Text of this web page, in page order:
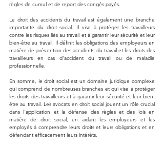
règles de cumul et de report des congés payés.
Le droit des accidents du travail est également une branche
importante du droit social. Il vise à protéger les travailleurs
contre les risques liés au travail et à garantir leur sécurité et leur
bien-être au travail. Il définit les obligations des employeurs en
matière de prévention des accidents du travail et les droits des
travailleurs en cas d'accident du travail ou de maladie
professionnelle.
En somme, le droit social est un domaine juridique complexe
qui comprend de nombreuses branches et qui vise à protéger
les droits des travailleurs et à garantir leur sécurité et leur bien-
être au travail. Les avocats en droit social jouent un rôle crucial
dans l'application et la défense des règles et des lois en
matière de droit social, en aidant les employeurs et les
employés à comprendre leurs droits et leurs obligations et en
défendant efficacement leurs intérêts.